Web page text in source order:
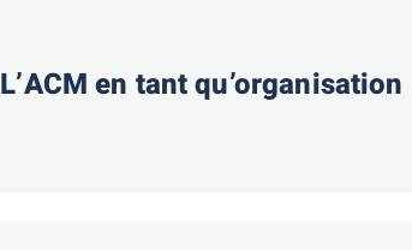
L’ACM en tant qu’organisation